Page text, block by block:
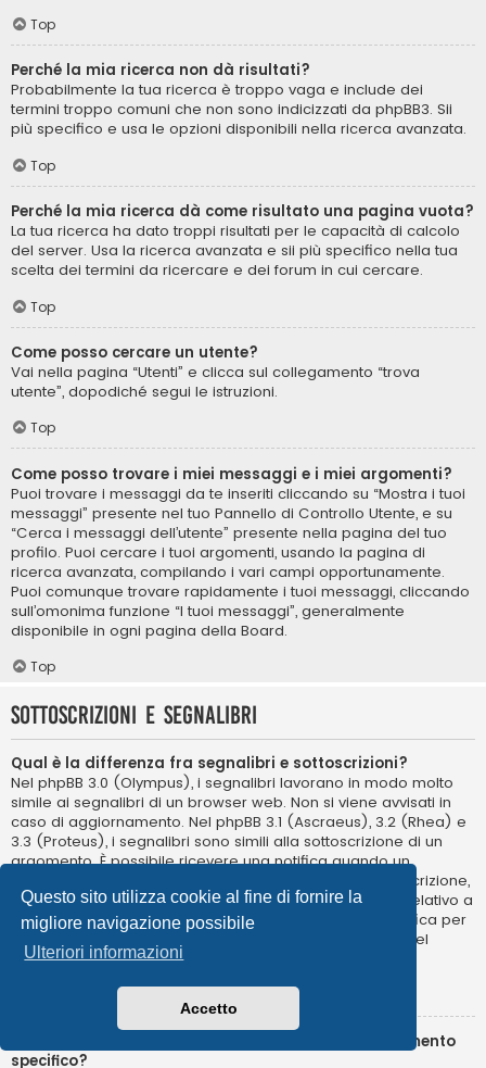
Questo sito utilizza cookie al fine di fornire la
migliore navigazione possibile
Ulteriori informazioni
Accetto
Top
Perché la mia ricerca non dà risultati?
Probabilmente la tua ricerca è troppo vaga e include dei
termini troppo comuni che non sono indicizzati da phpBB3. Sii
più specifico e usa le opzioni disponibili nella ricerca avanzata.
Top
Perché la mia ricerca dà come risultato una pagina vuota?
La tua ricerca ha dato troppi risultati per le capacità di calcolo
del server. Usa la ricerca avanzata e sii più specifico nella tua
scelta dei termini da ricercare e dei forum in cui cercare.
Top
Come posso cercare un utente?
Vai nella pagina “Utenti” e clicca sul collegamento “trova
utente”, dopodiché segui le istruzioni.
Top
Come posso trovare i miei messaggi e i miei argomenti?
Puoi trovare i messaggi da te inseriti cliccando su “Mostra i tuoi
messaggi” presente nel tuo Pannello di Controllo Utente, e su
“Cerca i messaggi dell’utente” presente nella pagina del tuo
profilo. Puoi cercare i tuoi argomenti, usando la pagina di
ricerca avanzata, compilando i vari campi opportunamente.
Puoi comunque trovare rapidamente i tuoi messaggi, cliccando
sull’omonima funzione “I tuoi messaggi”, generalmente
disponibile in ogni pagina della Board.
Top
Sottoscrizioni e segnalibri
Qual è la differenza fra segnalibri e sottoscrizioni?
Nel phpBB 3.0 (Olympus), i segnalibri lavorano in modo molto
simile ai segnalibri di un browser web. Non si viene avvisati in
caso di aggiornamento. Nel phpBB 3.1 (Ascraeus), 3.2 (Rhea) e
3.3 (Proteus), i segnalibri sono simili alla sottoscrizione di un
argomento. È possibile ricevere una notifica quando un
segnalibro di un argomento viene aggiornato. La sottoscrizione,
tuttavia, ti comunicherà quando c’è un aggiornamento relativo a
un argomento o in un forum della Board. Opzioni di notifica per
segnalibri e sottoscrizioni possono essere configurate nel
Pannello di Controllo Utente, alla voce “Preferenze”.
Come posso sottoscrivere un segnalibro o un argomento
specifico?